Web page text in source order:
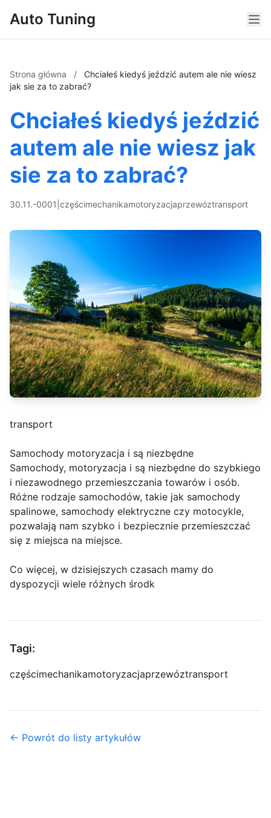
Auto Tuning
Strona główna /
Chciałeś kiedyś jeździć autem ale nie wiesz
jak sie za to zabrać?
Chciałeś kiedyś jeździć
autem ale nie wiesz jak
sie za to zabrać?
30.11.-0001 częścimechanikamotoryzacjaprzewóztransport
transport
Samochody motoryzacja i są niezbędne
Samochody, motoryzacja i są niezbędne do szybkiego
i niezawodnego przemieszczania towarów i osób.
Różne rodzaje samochodów, takie jak samochody
spalinowe, samochody elektryczne czy motocykle,
pozwalają nam szybko i bezpiecznie przemieszczać
się z miejsca na miejsce.
Co więcej, w dzisiejszych czasach mamy do
dyspozycji wiele różnych środk
Tagi:
częścimechanikamotoryzacjaprzewóztransport
← Powrót do listy artykułów